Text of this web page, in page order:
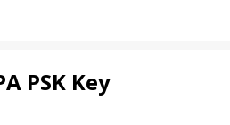
PSK Key